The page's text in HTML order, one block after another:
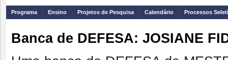
Programa Ensino Projetos de Pesquisa Calendário Processos
Banca de DEFESA: JOSIANE